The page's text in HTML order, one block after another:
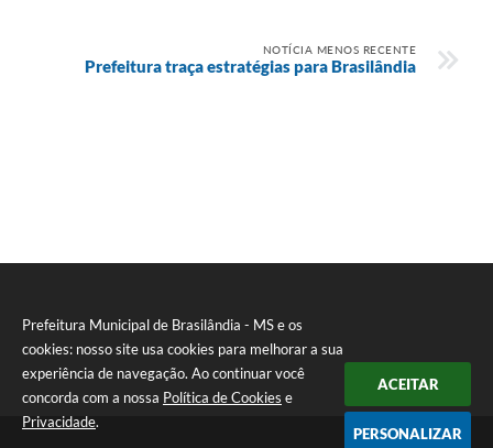
Prefeitura Municipal de Brasilândia - MS e os
cookies: nosso site usa cookies para melhorar a sua
experiência de navegação. Ao continuar você
concorda com a nossa Política de Cookies e
Privacidade.
ACEITAR
PERSONALIZAR
NOTÍCIA MENOS RECENTE
Prefeitura traça estratégias para Brasilândia